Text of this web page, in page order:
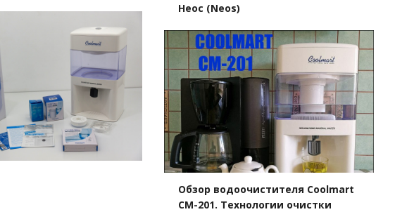
Неос (Neos)
Обзор водоочистителя Coolmart
СМ-201. Технологии очистки